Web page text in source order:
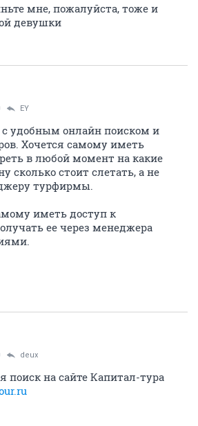
мне, пожалуйста, тоже и
девушки
EY
удобным онлайн поиском и
Хочется самому иметь
в любой момент на какие
сколько стоит слетать, а не
турфирмы.
иметь доступ к
ее через менеджера
deux
поиск на сайте Капитал-тура